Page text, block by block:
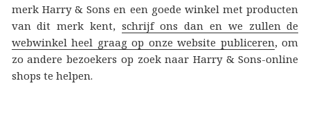
merk Harry & Sons en een goede winkel met producten
van dit merk kent,schrijf ons dan en we zullen de
webwinkel heel graag op onze website publiceren, om
zo andere bezoekers op zoek naar Harry & Sons-online
shops te helpen.